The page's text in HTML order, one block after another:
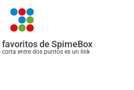
de SpimeBox
corta entre dos puntos es un link